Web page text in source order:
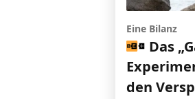
Eine Bilanz
Das
den